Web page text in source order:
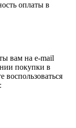
оплаты в
вам на e-mail
покупки в